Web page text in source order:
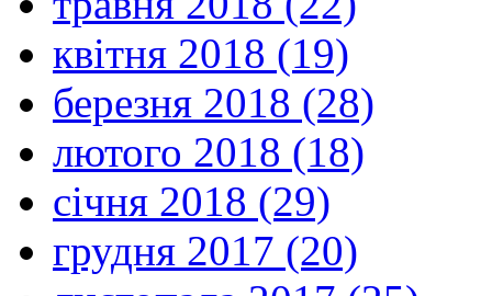
квітня 2018 (19)
березня 2018 (28)
лютого 2018 (18)
січня 2018 (29)
грудня 2017 (20)